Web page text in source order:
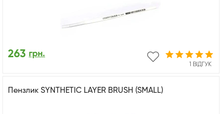
1 ВІДГУК
263 грн.
Пензлик SYNTHETIC LAYER BRUSH (SMALL)